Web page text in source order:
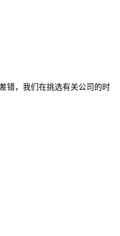
错，我们在挑选有关公司的时